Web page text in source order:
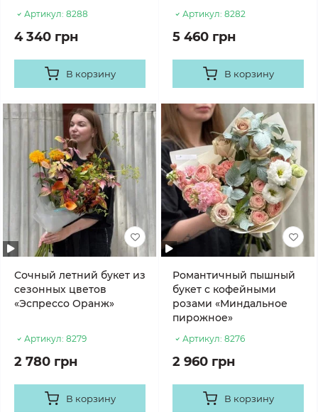
Артикул: 8288
4 340 грн
В корзину
Артикул: 8282
5 460 грн
В корзину
Сочный летний букет из
сезонных цветов
«Эспрессо Оранж»
Артикул: 8279
2 780 грн
В корзину
Романтичный пышный
букет с кофейными
розами «Миндальное
пирожное»
Артикул: 8276
2 960 грн
В корзину